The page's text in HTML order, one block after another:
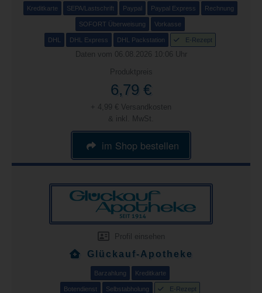
Kreditkarte SEPA/Lastschrift Paypal Paypal Express Rechnung
SOFORT Überweisung Vorkasse
DHL DHL Express DHL Packstation E-Rezept
Daten vom 06.08.2026 10:06 Uhr
Produktpreis
6,79 €
+ 4,99 € Versandkosten
& inkl. MwSt.
im Shop bestellen
Profil einsehen
Glückauf-Apotheke
Barzahlung Kreditkarte
Botendienst Selbstabholung E-Rezept